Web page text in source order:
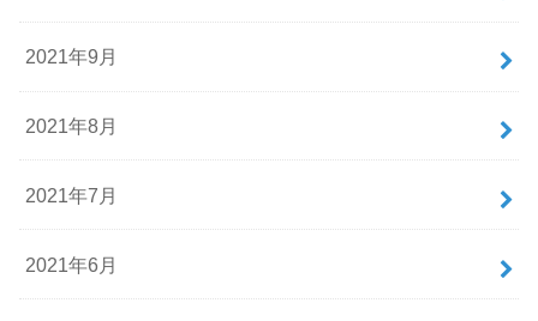
2021年9月
2021年8月
2021年7月
2021年6月